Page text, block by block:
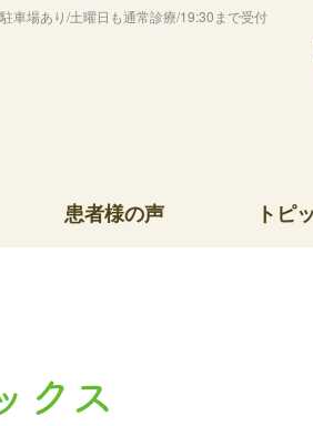
車場あり/土曜日も通常診療/19:30まで受付
患者様の声 トピ
クス